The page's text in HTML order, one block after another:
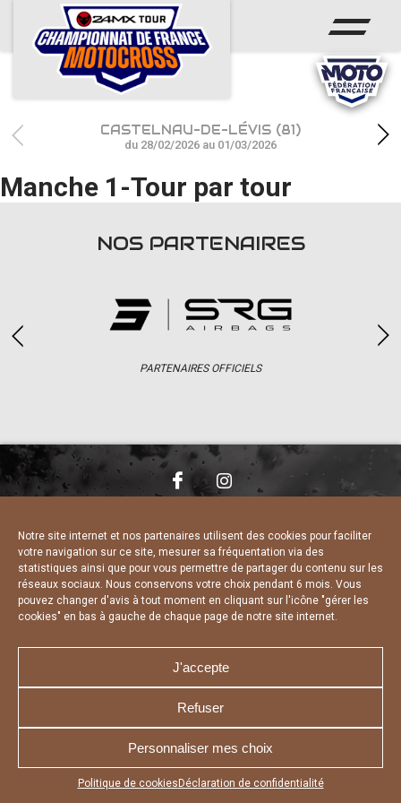
Notre site internet et nos partenaires utilisent des cookies pour faciliter
votre navigation sur ce site, mesurer sa fréquentation via des
statistiques ainsi que pour vous permettre de partager du contenu sur les
réseaux sociaux. Nous conservons votre choix pendant 6 mois. Vous
pouvez changer d'avis à tout moment en cliquant sur l'icône "gérer les
cookies" en bas à gauche de chaque page de notre site internet.
J'accepte
Refuser
Personnaliser mes choix
Politique de cookies Déclaration de confidentialité
Appuyez sur le bouton partager en bas de votre
ACCUEIL
ACTUS
CALENDRIER
RÉSULTATS
PHOTOS / WEB TV
CASTELNAU-DE-LÉVIS (81)
du 28/02/2026 au 01/03/2026
Manche 1-Tour par tour
NOS PARTENAIRES
PARTENAIRES OFFICIELS
CHARTE DE CONFIDENTIALITÉ
DÉCLARATION DE CONFIDENTIALITÉ
POLITIQUE D’UTILISATION DES COOKIES
RÉALISÉ PAR L’AGENCE WEB A3 WEB